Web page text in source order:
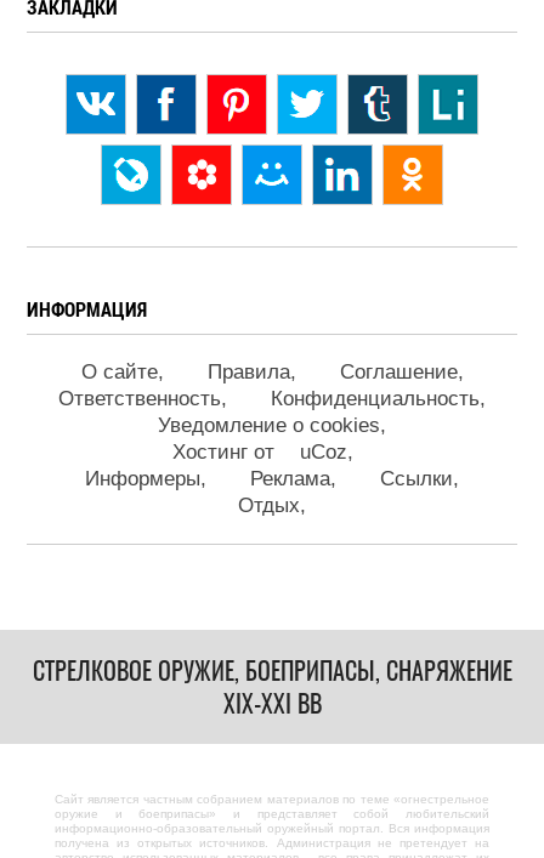
ЗАКЛАДКИ
ИНФОРМАЦИЯ
О сайте Правила
Соглашение
Ответственность
Конфиденциальность
Уведомление о cookies
Хостинг от
uCoz
Информеры
Реклама
Ссылки
Отдых
СТРЕЛКОВОЕ ОРУЖИЕ, БОЕПРИПАСЫ, СНАРЯЖЕНИЕ
XIX-XXI ВВ
Сайт является частным собранием материалов по теме «огнестрельное
оружие и боеприпасы» и представляет собой любительский
информационно-образовательный оружейный портал. Вся информация
получена из открытых источников. Администрация не претендует на